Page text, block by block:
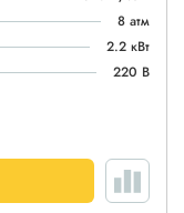
8 атм
2.2 кВт
220 В